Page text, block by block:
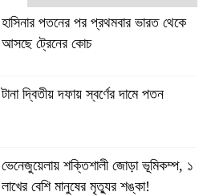
হাসিনার পতনের পর প্রথমবার ভারত থেকে
আসছে ট্রেনের কোচ
টানা দ্বিতীয় দফায় স্বর্ণের দামে পতন
ভেনেজুয়েলায় শক্তিশালী জোড়া ভূমিকম্প, ১
লাখের বেশি মানুষের মৃত্যুর শঙ্কা!